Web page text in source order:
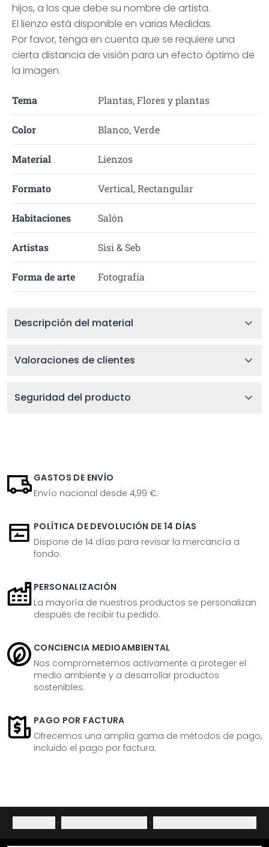
hijos, a los que debe su nombre de artista.
El lienzo está disponible en varias Medidas.
Por favor, tenga en cuenta que se requiere una
cierta distancia de visión para un efecto óptimo de
la imagen.
Tema Plantas, Flores y plantas
Color Blanco, Verde
Material Lienzos
Formato Vertical, Rectangular
Habitaciones Salón
Artistas Sisi & Seb
Forma de arte Fotografía
Descripción del material
Valoraciones de clientes
Seguridad del producto
GASTOS DE ENVÍO
Envío nacional desde 4,99 €.
POLÍTICA DE DEVOLUCIÓN DE 14 DÍAS
Dispone de 14 días para revisar la mercancía a
fondo.
PERSONALIZACIÓN
La mayoría de nuestros productos se personalizan
después de recibir tu pedido.
CONCIENCIA MEDIOAMBIENTAL
Nos comprometemos activamente a proteger el
medio ambiente y a desarrollar productos
sostenibles.
PAGO POR FACTURA
Ofrecemos una amplia gama de métodos de pago,
incluido el pago por factura.
· ·